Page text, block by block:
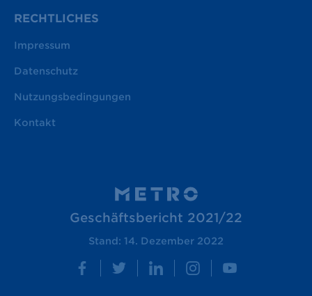
RECHTLICHES
Impressum
Datenschutz
Nutzungsbedingungen
Kontakt
Geschäftsbericht 2021/22
Stand: 14. Dezember 2022
Facebook
TwitterLinkedInInstagramYouTube